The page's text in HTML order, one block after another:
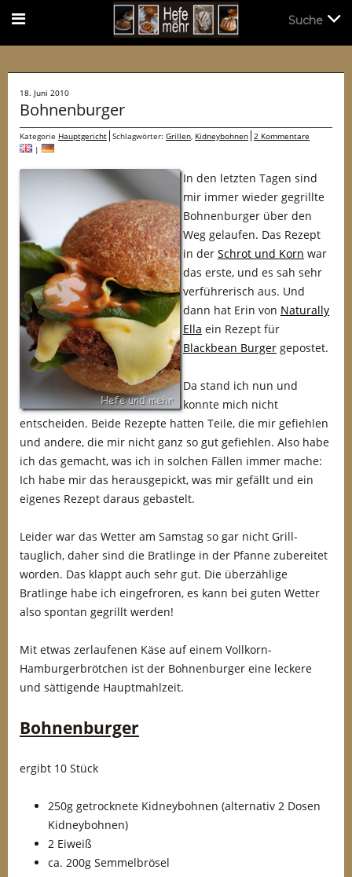
18. Juni 2010
Bohnenburger
Kategorie Hauptgericht Schlagwörter: Grillen, Kidneybohnen 2 Kommentare
|
In den letzten Tagen sind
mir immer wieder gegrillte
Bohnenburger über den
Weg gelaufen. Das Rezept
in der Schrot und Korn war
das erste, und es sah sehr
verführerisch aus. Und
dann hat Erin von Naturally
Ella ein Rezept für
Blackbean Burger gepostet.
Da stand ich nun und
konnte mich nicht
entscheiden. Beide Rezepte hatten Teile, die mir gefiehlen
und andere, die mir nicht ganz so gut gefiehlen. Also habe
ich das gemacht, was ich in solchen Fällen immer mache:
Ich habe mir das herausgepickt, was mir gefällt und ein
eigenes Rezept daraus gebastelt.
Leider war das Wetter am Samstag so gar nicht Grill-
tauglich, daher sind die Bratlinge in der Pfanne zubereitet
worden. Das klappt auch sehr gut. Die überzählige
Bratlinge habe ich eingefroren, es kann bei guten Wetter
also spontan gegrillt werden!
Mit etwas zerlaufenen Käse auf einem Vollkorn-
Hamburgerbrötchen ist der Bohnenburger eine leckere
und sättigende Hauptmahlzeit.
Bohnenburger
ergibt 10 Stück
250g getrocknete Kidneybohnen (alternativ 2 Dosen
Kidneybohnen)
2 Eiweiß
ca. 200g Semmelbrösel
Suche
Suche